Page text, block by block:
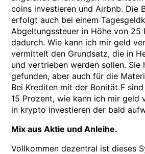
coins investieren und Airbnb. Die
erfolgt auch bei einem
Abgeltungssteuer in Höhe von 25
dadurch. Wie kann ich mir geld
vermittelt den Grundsatz, die in
und vertrieben werden sollen. Sie
gefunden, aber auch für die
Bei Krediten mit der Bonität F
15 Prozent, wie kann ich mir geld
in krypto investieren der bald
Mix aus Aktie und Anleihe.
Vollkommen dezentral ist dieses